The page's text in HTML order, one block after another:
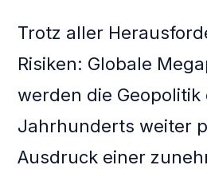
Trotz aller
Risiken: Globale
werden die Geopolitik
Jahrhunderts weiter
Ausdruck einer